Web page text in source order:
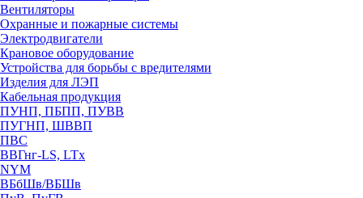
Вентиляторы
Охранные и пожарные системы
Электродвигатели
Крановое оборудование
Устройства для борьбы с вредителями
Изделия для ЛЭП
Кабельная продукция
ПУНП, ПБПП, ПУВВ
ПУГНП, ШВВП
ПВС
ВВГнг-LS, LTx
NYM
ВБбШв/ВБШв